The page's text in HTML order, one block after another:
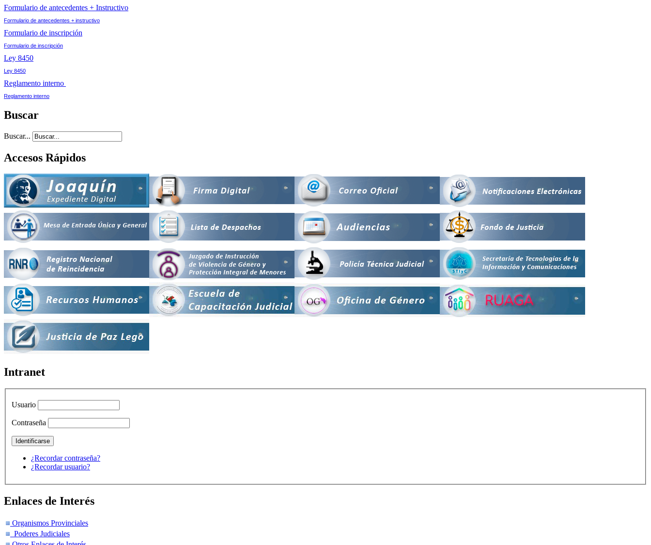
Formulario de antecedentes + Instructivo
Formulario de antecedentes + instructivo
Formulario de inscripción
Formulario de inscripción
Ley 8450
Ley 8450
Reglamento interno
Reglamento interno
Buscar
Buscar...
Accesos Rápidos
Intranet
Usuario
Contraseña
¿Recordar contraseña?
¿Recordar usuario?
Enlaces de Interés
Organismos Provinciales
Poderes Judiciales